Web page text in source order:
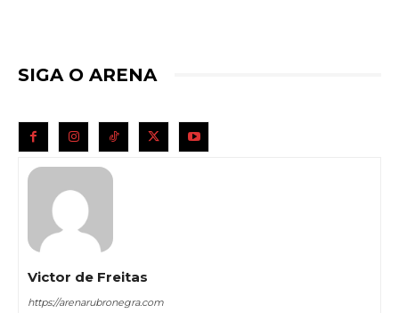
SIGA O ARENA
Victor de Freitas
https://arenarubronegra.com